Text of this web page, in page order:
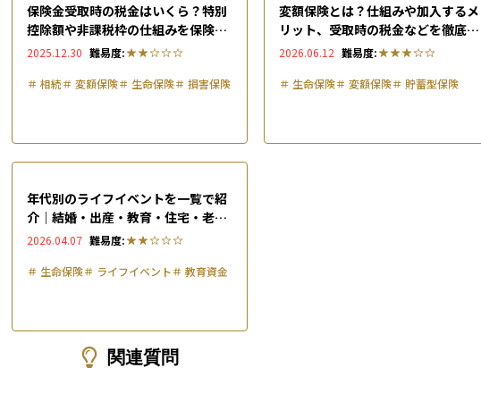
保険金受取時の税金はいくら？特別
控除額や非課税枠の仕組みを保険の
種類ごとに解説
2025.12.30 難易度:
＃ 相続＃ 変額保険＃ 生命保険＃ 損害保険
変額保険とは？仕組みや加入するメ
リット、受取時の税金などを徹底解
説
2026.06.12 難易度:
＃ 生命保険＃変額保険＃ 貯蓄型保険
年代別のライフイベントを一覧で紹
介｜結婚・出産・教育・住宅・老後
はいくら必要か
2026.04.07 難易度:
＃ 生命保険＃ ライフイベント＃ 教育資金
関連質問